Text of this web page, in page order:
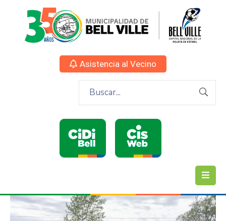
Asistencia al Vecino